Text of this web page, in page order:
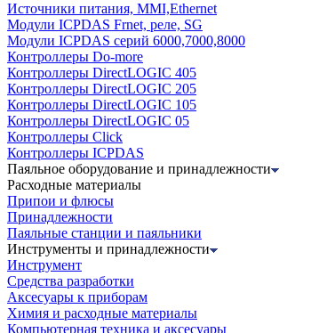
Источники питания, MMI,Ethernet
Модули ICPDAS Frnet, реле, SG
Модули ICPDAS серий 6000,7000,8000
Контроллеры Do-more
Контроллеры DirectLOGIC 405
Контроллеры DirectLOGIC 205
Контроллеры DirectLOGIC 105
Контроллеры DirectLOGIC 05
Контроллеры Click
Контроллеры ICPDAS
Паяльное оборудование и принадлежности
Расходные материалы
Припои и флюсы
Принадлежности
Паяльные станции и паяльники
Инструменты и принадлежности
Инструмент
Средства разработки
Аксесуары к приборам
Химия и расходные материалы
Компьютерная техника и аксесуары